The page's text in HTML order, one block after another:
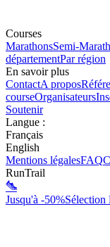
Courses
MarathonsSemi-
départementPar région
En savoir plus
ContactA propos
courseOrganisateurs
Soutenir
Langue :
Français
English
Mentions légalesFAQ
RunTrail
Jusqu'à -50%Sélection